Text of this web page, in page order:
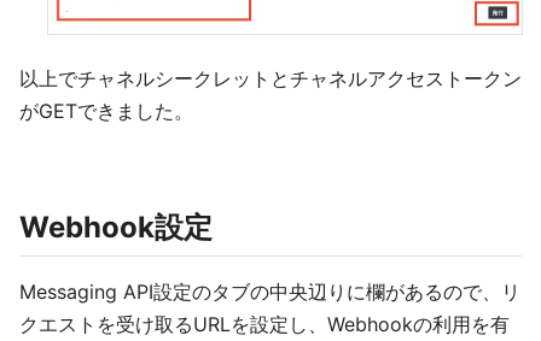
以上でチャネルシークレットとチャネルアクセストークン
がGETできました。
Webhook設定
Messaging API設定のタブの中央辺りに欄があるので、リ
クエストを受け取るURLを設定し、Webhookの利用を有